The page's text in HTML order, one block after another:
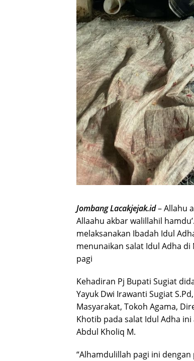
Jombang Lacakjejak.id– Allahu
Allaahu akbar walillahil
melaksanakan Ibadah Idul
menunaikan salat Idul Adha di
pagi
Kehadiran Pj Bupati Sugiat
Yayuk Dwi Irawanti Sugiat
Masyarakat, Tokoh Agama,
Khotib pada salat Idul Adha
Abdul Kholiq M.
“Alhamdulillah pagi ini